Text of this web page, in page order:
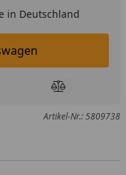
in Deutschland
legen
hinzufügenProdukt
Artikel-Nr.: 5809738